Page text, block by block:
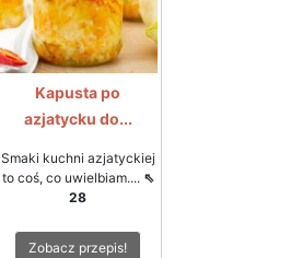
Kapusta po
azjatycku do...
Smaki kuchni azjatyckiej
to coś, co uwielbiam.... ⇖
28
Zobacz przepis!